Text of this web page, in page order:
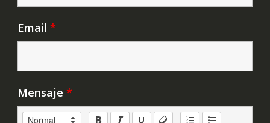
Email *
Mensaje *